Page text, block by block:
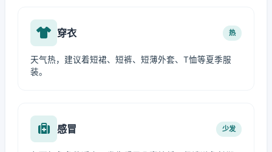
穿衣 热
天气热，建议着短裙、短裤、短薄外套、T恤等夏季服
装。
感冒 少发